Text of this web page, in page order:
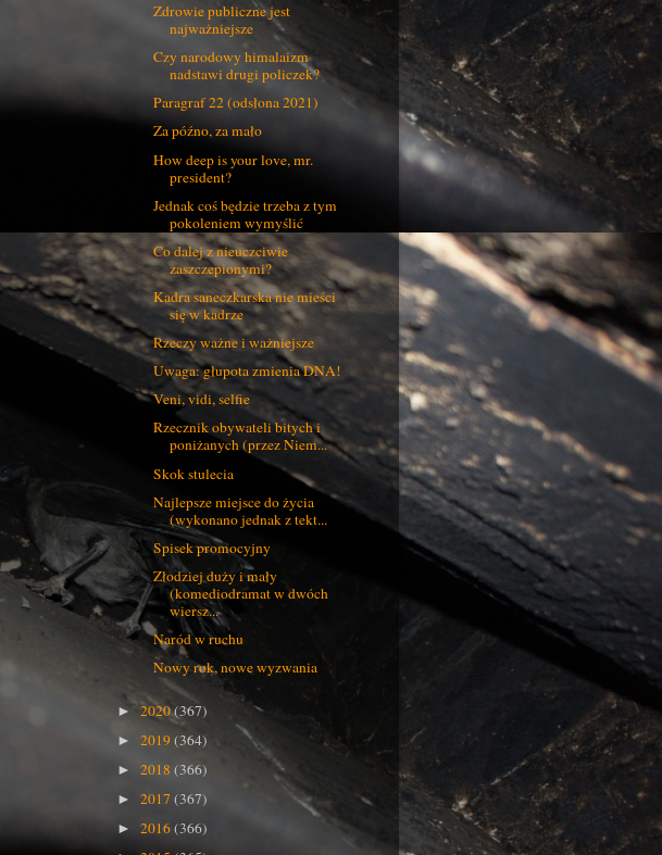
Zdrowie publiczne jest
najważniejsze
Czy narodowy himalaizm
nadstawi drugi policzek?
Paragraf 22 (odsłona 2021)
Za późno, za mało
How deep is your love, mr.
president?
Jednak coś będzie trzeba z tym
pokoleniem wymyślić
Co dalej z nieuczciwie
zaszczepionymi?
Kadra saneczkarska nie mieści
się w kadrze
Rzeczy ważne i ważniejsze
Uwaga: głupota zmienia DNA!
Veni, vidi, selfie
Rzecznik obywateli bitych i
poniżanych (przez Niem...
Skok stulecia
Najlepsze miejsce do życia
(wykonano jednak z tekt...
Spisek promocyjny
Złodziej duży i mały
(komediodramat w dwóch
wiersz...
Naród w ruchu
Nowy rok, nowe wyzwania
► 2020(367)
► 2019(364)
► 2018 (366)
► 2017 (367)
► 2016(366)